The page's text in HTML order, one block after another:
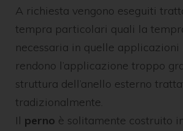
A richiesta vengono eseguiti
tempra particolari quali la
necessaria in quelle
rendono l’applicazione troppo
struttura dell’anello esterno
tradizionalmente.
Il perno è solitamente costruito